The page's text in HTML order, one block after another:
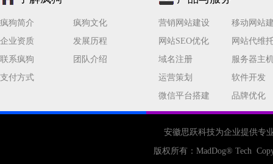
网站流量
百度优化 网站收录
网站seo 专业
疯狗简介
疯狗文化
企业资质
发展历程
联系疯狗
团队介绍
支付方式
营销网站建设
移动网站
网站SEO优化
网站代维
域名注册
服务器主
运营策划
软件开发
微信平台搭建
品牌优化
安徽思跃科技为企业提供专
版权所有： MadDog® Tech